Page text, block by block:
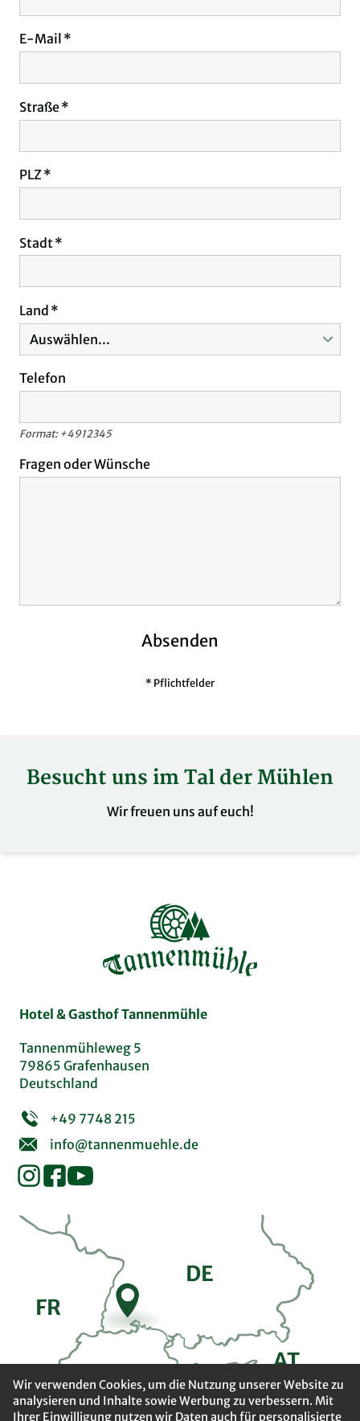
E-Mail
Straße
PLZ
Stadt
Land
Telefon
Format: +4912345
Fragen oder Wünsche
Absenden
* Pflichtfelder
Besucht uns im Tal der Mühlen
Wir freuen uns auf euch!
Hotel & Gasthof Tannenmühle
Tannenmühleweg 5
79865 Grafenhausen
Deutschland
+49 7748 215
info@tannenmuehle.de
DE
AT
CH
FR
Wir verwenden Cookies, um die Nutzung unserer Website zu
analysieren und Inhalte sowie Werbung zu verbessern. Mit
Ihrer Einwilligung nutzen wir Daten auch für personalisierte